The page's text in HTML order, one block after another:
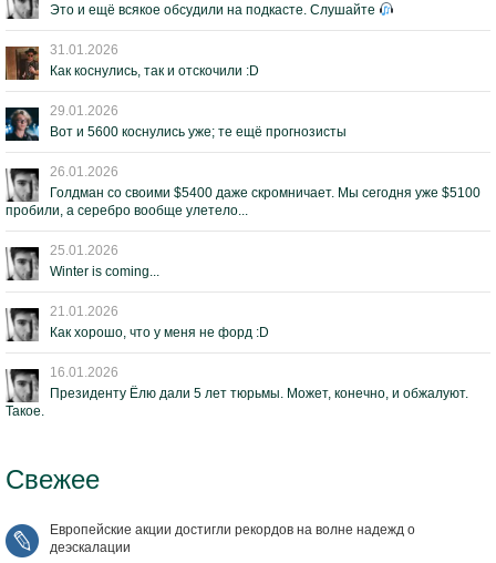
Это и ещё всякое обсудили на подкасте. Слушайте
31.01.2026
Как коснулись, так и отскочили :D
29.01.2026
Вот и 5600 коснулись уже; те ещё прогнозисты
26.01.2026
Голдман со своими $5400 даже скромничает. Мы сегодня уже $5100
пробили, а серебро вообще улетело...
25.01.2026
Winter is coming...
21.01.2026
Как хорошо, что у меня не форд :D
16.01.2026
Президенту Ёлю дали 5 лет тюрьмы. Может, конечно, и обжалуют.
Такое.
Свежее
Европейские акции достигли рекордов на волне надежд о
деэскалации